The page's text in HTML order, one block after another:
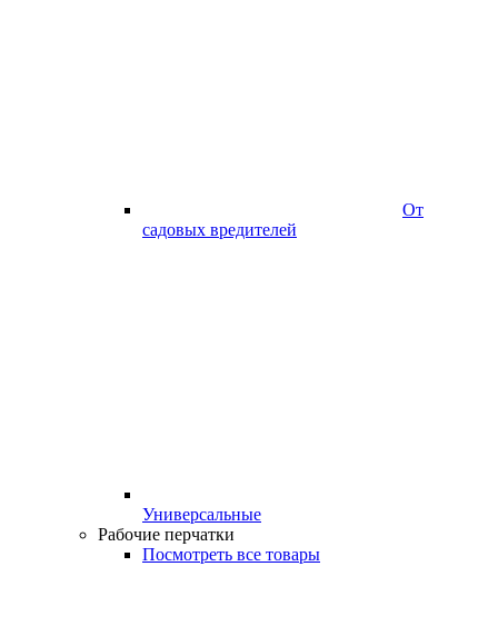
От
садовых вредителей
Универсальные
Рабочие перчатки
Посмотреть все товары